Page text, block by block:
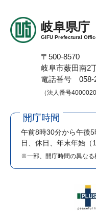
岐阜県庁
GIFU Prefectural
〒500-8570
岐阜市薮田南2
電話番号 058-
（法人番号
開庁時間
午前8時30分から午後
日、休日、年末年始（
※一部、開庁時間の異なる